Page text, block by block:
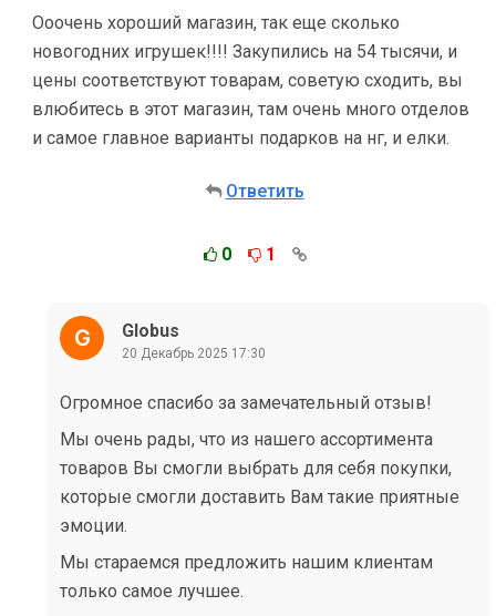
Ооочень хороший магазин, так еще сколько
новогодних игрушек!!!! Закупились на 54 тысячи, и
цены соответствуют товарам, советую сходить, вы
влюбитесь в этот магазин, там очень много отделов
и самое главное варианты подарков на нг, и елки.
Ответить
0 1
Globus
20 Декабрь 2025 17:30
Огромное спасибо за замечательный отзыв!
Мы очень рады, что из нашего ассортимента
товаров Вы смогли выбрать для себя покупки,
которые смогли доставить Вам такие приятные
эмоции.
Мы стараемся предложить нашим клиентам
только самое лучшее.